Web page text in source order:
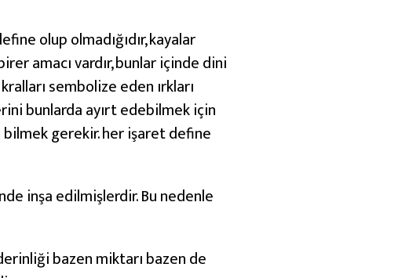
olup olmadığıdır, kayalar
amacı vardır, bunlar içinde dini
sembolize eden ırkları
bunlarda ayırt edebilmek için
bilmek gerekir. her işaret define
inşa edilmişlerdir. Bu nedenle
bazen miktarı bazen de